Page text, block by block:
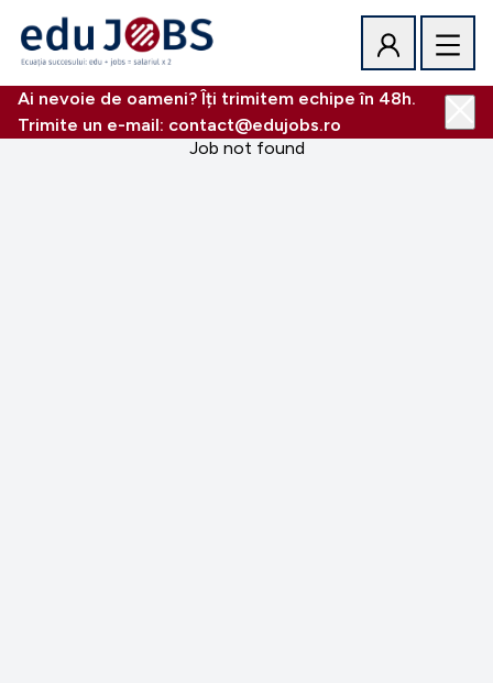
Ai nevoie de oameni? Îți trimitem echipe în 48h.
Trimite un e-mail: contact@edujobs.ro
Job not found